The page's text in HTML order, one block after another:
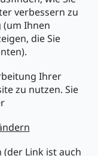
verbessern zu
Ihnen
die Sie
Ihrer
zu nutzen. Sie
Link ist auch
Ihnen Informationen